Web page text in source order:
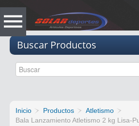
Buscar Productos
Inicio Productos
Atletismo
Bala Lanzamiento Atletismo 2 kg Lisa-